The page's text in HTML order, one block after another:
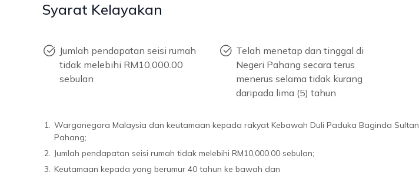
Syarat Kelayakan
Jumlah pendapatan seisi rumah
tidak melebihi RM10,000.00
sebulan
Telah menetap dan tinggal di
Negeri Pahang secara terus
menerus selama tidak kurang
daripada lima (5) tahun
1. Warganegara Malaysia dan keutamaan kepada rakyat Kebawah Duli Paduka Baginda Sultan
Pahang;
2. Jumlah pendapatan seisi rumah tidak melebihi RM10,000.00 sebulan;
3. Keutamaan kepada yang berumur 40 tahun ke bawah dan